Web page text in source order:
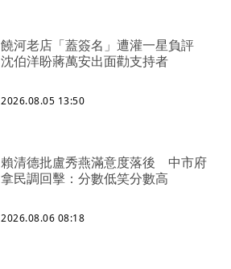
饒河老店「蓋簽名」遭灌一星負評
沈伯洋盼蔣萬安出面勸支持者
2026.08.05 13:50
賴清德批盧秀燕滿意度落後 中市府
拿民調回擊：分數低笑分數高
2026.08.06 08:18